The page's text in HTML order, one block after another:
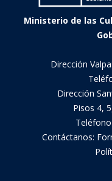
Ministerio de las
Dirección
Dirección
Pisos 4,
Contáctanos: